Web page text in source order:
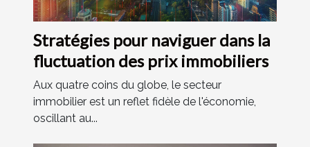
Stratégies pour naviguer dans la
fluctuation des prix immobiliers
Aux quatre coins du globe, le secteur
immobilier est un reflet fidèle de l'économie,
oscillant au...